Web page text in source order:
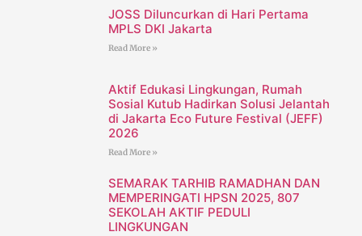
JOSS Diluncurkan di Hari Pertama
MPLS DKI Jakarta
Read More »
Aktif Edukasi Lingkungan, Rumah
Sosial Kutub Hadirkan Solusi Jelantah
di Jakarta Eco Future Festival (JEFF)
2026
Read More »
SEMARAK TARHIB RAMADHAN DAN
MEMPERINGATI HPSN 2025, 807
SEKOLAH AKTIF PEDULI
LINGKUNGAN